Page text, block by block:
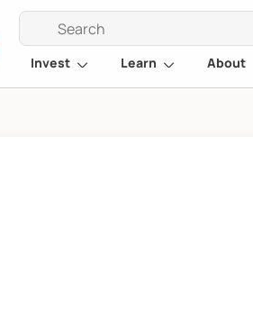
Invest Learn About